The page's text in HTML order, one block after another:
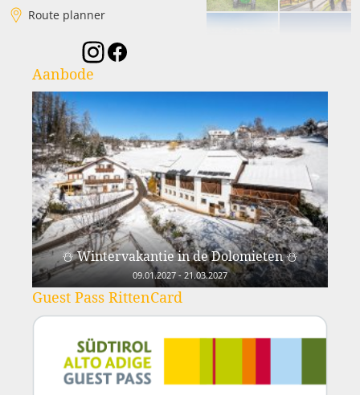
Route planner
Aanbode
☃️ Wintervakantie in de Dolomieten ☃️
09.01.2027 - 21.03.2027
Guest Pass RittenCard